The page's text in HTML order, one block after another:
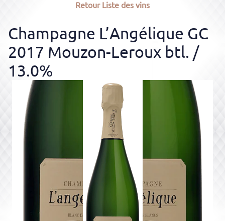
RetourListe des vins
Champagne L’Angélique GC
2017 Mouzon-Leroux btl. /
13.0%